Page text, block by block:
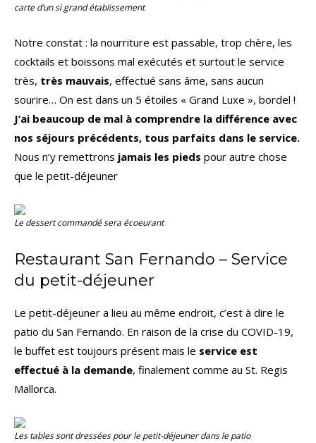
carte d’un si grand établissement
Notre constat : la nourriture est passable, trop chère, les
cocktails et boissons mal exécutés et surtout le service
très, très mauvais, effectué sans âme, sans aucun
sourire… On est dans un 5 étoiles « Grand Luxe », bordel !
J’ai beaucoup de mal à comprendre la différence avec
nos séjours précédents, tous parfaits dans le service.
Nous n’y remettrons jamais les pieds pour autre chose
que le petit-déjeuner
Le dessert commandé sera écoeurant
Restaurant San Fernando – Service
du petit-déjeuner
Le petit-déjeuner a lieu au même endroit, c’est à dire le
patio du San Fernando. En raison de la crise du COVID-19,
le buffet est toujours présent mais le service est
effectué à la demande, finalement comme au St. Regis
Mallorca.
Les tables sont dressées pour le petit-déjeuner dans le patio